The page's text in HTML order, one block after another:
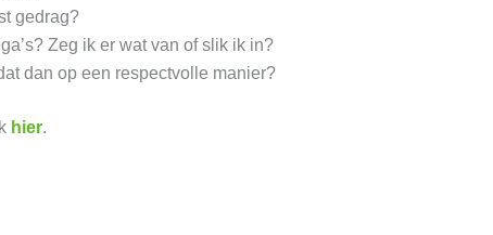
gedrag?
Zeg ik er wat van of slik ik in?
dan op een respectvolle manier?
hier.